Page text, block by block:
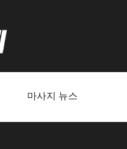
마사지 뉴스